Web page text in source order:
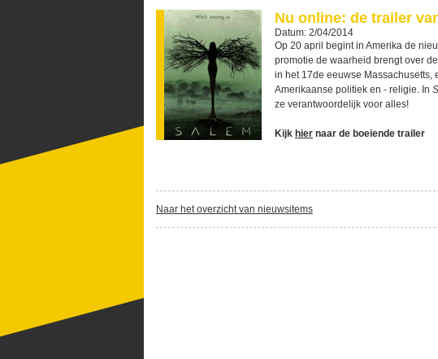
Nu online: de trailer
Datum: 2/04/2014
Op 20 april begint in Amerika de
promotie de waarheid brengt over
in het 17de eeuwse
Amerikaanse politiek en - religie. In
ze verantwoordelijk voor alles!
Kijk hier naar de boeiende trailer
Naar het overzicht van nieuwsitems